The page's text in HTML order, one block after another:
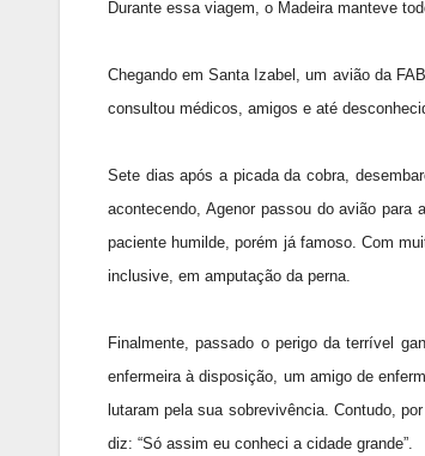
Durante essa viagem, o Madeira manteve
Chegando em Santa Izabel, um avião da
consultou médicos, amigos e até
Sete dias após a picada da cobra,
acontecendo, Agenor passou do avião
paciente humilde, porém já famoso. Com
inclusive, em amputação da perna.
Finalmente, passado o perigo da terrível
enfermeira à disposição, um amigo de
lutaram pela sua sobrevivência. Contudo,
diz: “Só assim eu conheci a cidade grande”.